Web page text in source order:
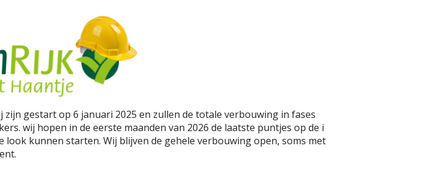
gestart op 6 januari 2025 en zullen de totale verbouwing in fases
wij hopen in de eerste maanden van 2026 de laatste puntjes op de i
kunnen starten. Wij blijven de gehele verbouwing open, soms met